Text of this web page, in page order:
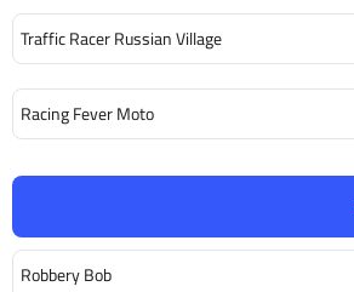
Robbery Bob
Traffic Racer Russian Village
Racing Fever Moto